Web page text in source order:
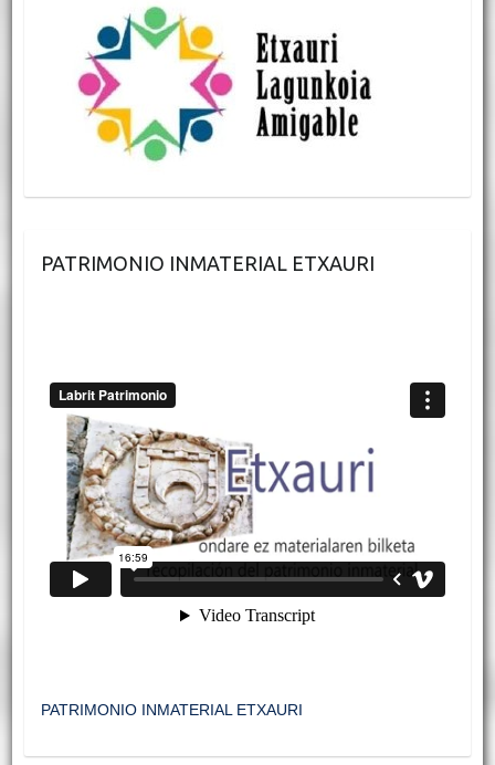
PATRIMONIO INMATERIAL ETXAURI
PATRIMONIO INMATERIAL ETXAURI